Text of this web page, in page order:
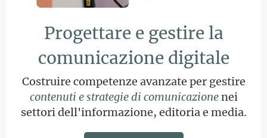
Progettare e gestire la
comunicazione digitale
Costruire competenze avanzate per gestire
contenuti e strategie di comunicazionenei
settori dell'informazione, editoria e media.